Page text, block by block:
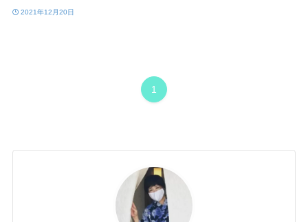
2021年12月20日
1